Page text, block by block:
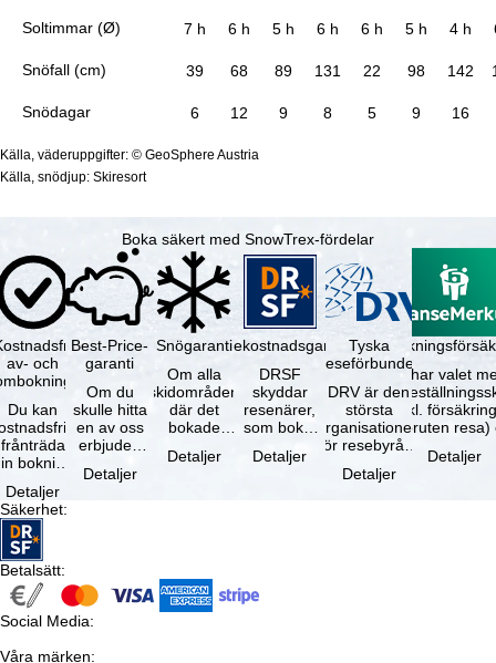
Soltimmar (Ø)
Snöfall (cm)
Snödagar
7 h 6 h 5 h 6 h 6 h 5 h 4 h
39 68 89 131 22 98 142
6 12 9 8 5 9 16
Källa, väderuppgifter: © GeoSphere Austria
Källa, snödjup: Skiresort
Boka säkert med SnowTrex-fördelar
av- och
Du kan
frånträda
bokning
efter
…
Detaljer
Best-Price-
garanti
Om du
skulle hitta
en av oss
erbjuden
samma
Detaljer
Snögaranti
Om alla
skidområden
där det
bokade
gäller –
Detaljer
Resekostnadsgaranti
DRSF
skyddar
resenärer,
som bokat
paketresa
Detaljer
Tyska
reseförbundet
DRV är den
största
organisationen
för resebyråer
researrangörer
Detaljer
Du har valet
(inkl.
avbruten resa)
Detaljer
Säkerhet:
Betalsätt:
Social Media:
Våra märken: